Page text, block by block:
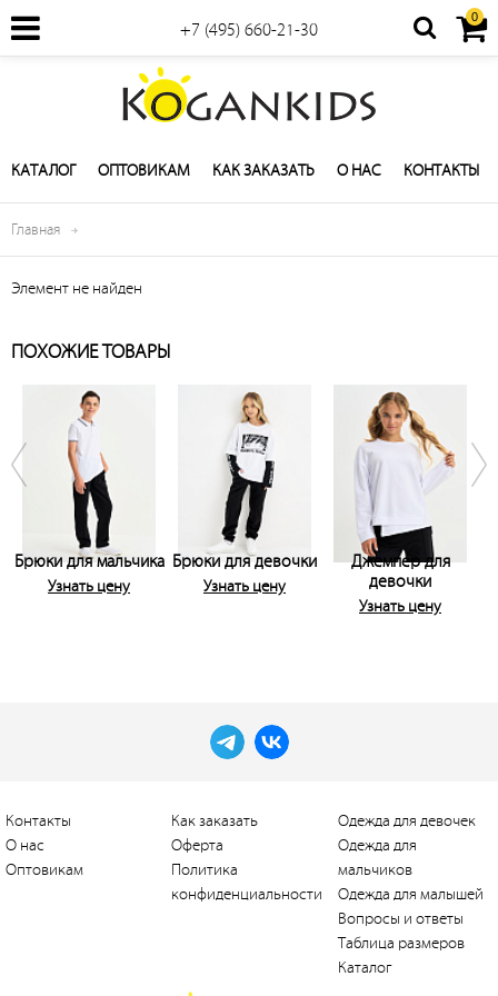
+7 (495) 660-21-30
0
КАТАЛОГ ОПТОВИКАМ КАК ЗАКАЗАТЬ О НАС КОНТАКТЫ
Главная
Элемент не найден
ПОХОЖИЕ ТОВАРЫ
Брюки для мальчика
Узнать цену
Брюки для девочки
Узнать цену
Джемпер для
девочки
Узнать цену
Контакты
О нас
Оптовикам
Как заказать
Оферта
Политика
конфиденциальности
Одежда для девочек
Одежда для
мальчиков
Одежда для малышей
Вопросы и ответы
Таблица размеров
Каталог